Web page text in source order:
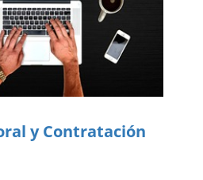
y Contratación